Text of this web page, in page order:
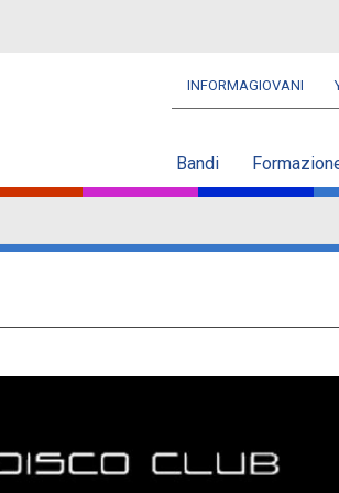
Navbar
INFORMAGIOVANI
Bandi